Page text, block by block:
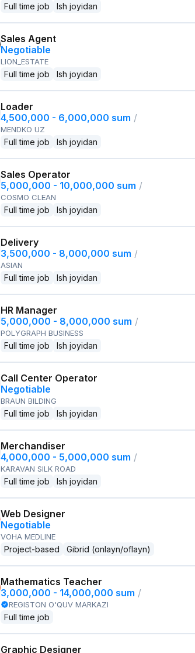
Full time job Ish joyidan
Sales Agent
Negotiable
LION_ESTATE
Full time job Ish joyidan
Loader
4,500,000 - 6,000,000 sum /
MENDKO UZ
Full time job Ish joyidan
Sales Operator
5,000,000 - 10,000,000 sum /
COSMO CLEAN
Full time job Ish joyidan
Delivery
3,500,000 - 8,000,000 sum /
ASIAN
Full time job Ish joyidan
HR Manager
5,000,000 - 8,000,000 sum /
POLYGRAPH BUSINESS
Full time job Ish joyidan
Call Center Operator
Negotiable
BRAUN BILDING
Full time job Ish joyidan
Merchandiser
4,000,000 - 5,000,000 sum /
KARAVAN SILK ROAD
Full time job Ish joyidan
Web Designer
Negotiable
VOHA MEDLINE
Project-based Gibrid (onlayn/oflayn)
Mathematics Teacher
3,000,000 - 14,000,000 sum /
REGISTON O'QUV MARKAZI
Full time job
Graphic Designer